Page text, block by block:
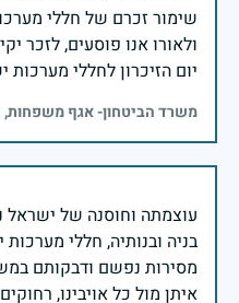
שימור זכרם של חללי
יום הזיכרון לחללי מערכות
משרד הביטחון- אגף
עוצמתה וחוסנה של ישראל
בניה ובנותיה, חללי
מסירות נפשם ודבקותם